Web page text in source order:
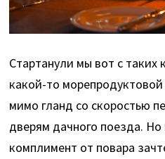
Стартанули мы вот с таких
какой-то
мимо гланд со скоростью
дверям дачного поезда. Но
комплимент от повара